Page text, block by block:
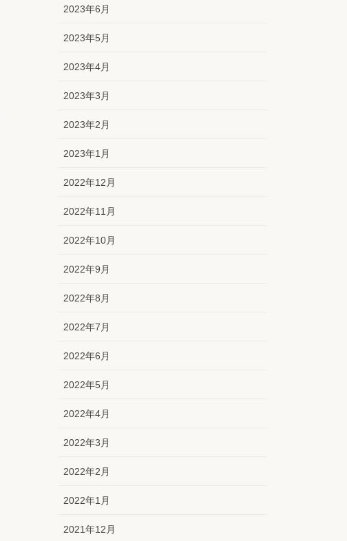
2023年6月
2023年5月
2023年4月
2023年3月
2023年2月
2023年1月
2022年12月
2022年11月
2022年10月
2022年9月
2022年8月
2022年7月
2022年6月
2022年5月
2022年4月
2022年3月
2022年2月
2022年1月
2021年12月